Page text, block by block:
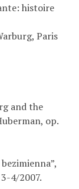
histoire
Paris
and the
op.
4/2007.